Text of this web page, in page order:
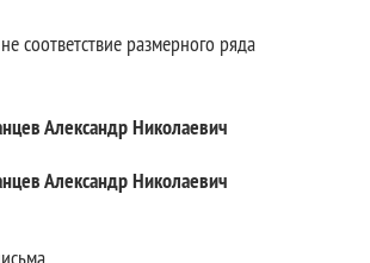
соответствие размерного ряда
Александр Николаевич
Александр Николаевич